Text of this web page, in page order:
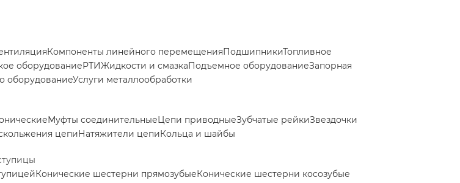
Компоненты линейного перемещенияПодшипникиТопливное
оборудованиеРТИЖидкости и смазкаПодъемное оборудованиеЗапорная
оборудованиеУслуги металлообработки
Муфты соединительныеЦепи приводныеЗубчатые рейкиЗвездочки
цепиНатяжители цепиКольца и шайбы
Конические шестерни прямозубыеКонические шестерни косозубые